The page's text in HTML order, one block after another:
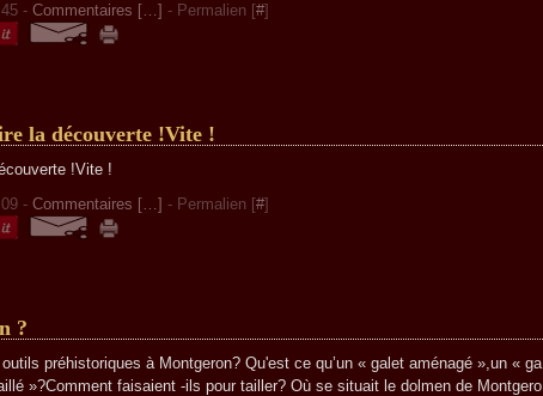
- Commentaires […] - Permalien [#]
la découverte !Vite !
- Commentaires […] - Permalien [#]
?
outils préhistoriques à Montgeron? Qu'est ce qu’un « galet aménagé »,un « ga
»?Comment faisaient -ils pour tailler? Où se situait le dolmen de Montgero